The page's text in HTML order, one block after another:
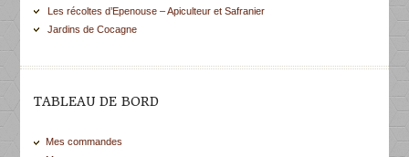
Les récoltes d’Epenouse – Apiculteur et Safranier
Jardins de Cocagne
TABLEAU DE BORD
Mes commandes